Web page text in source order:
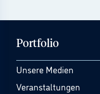
Portfolio
Unsere Medien
Veranstaltungen